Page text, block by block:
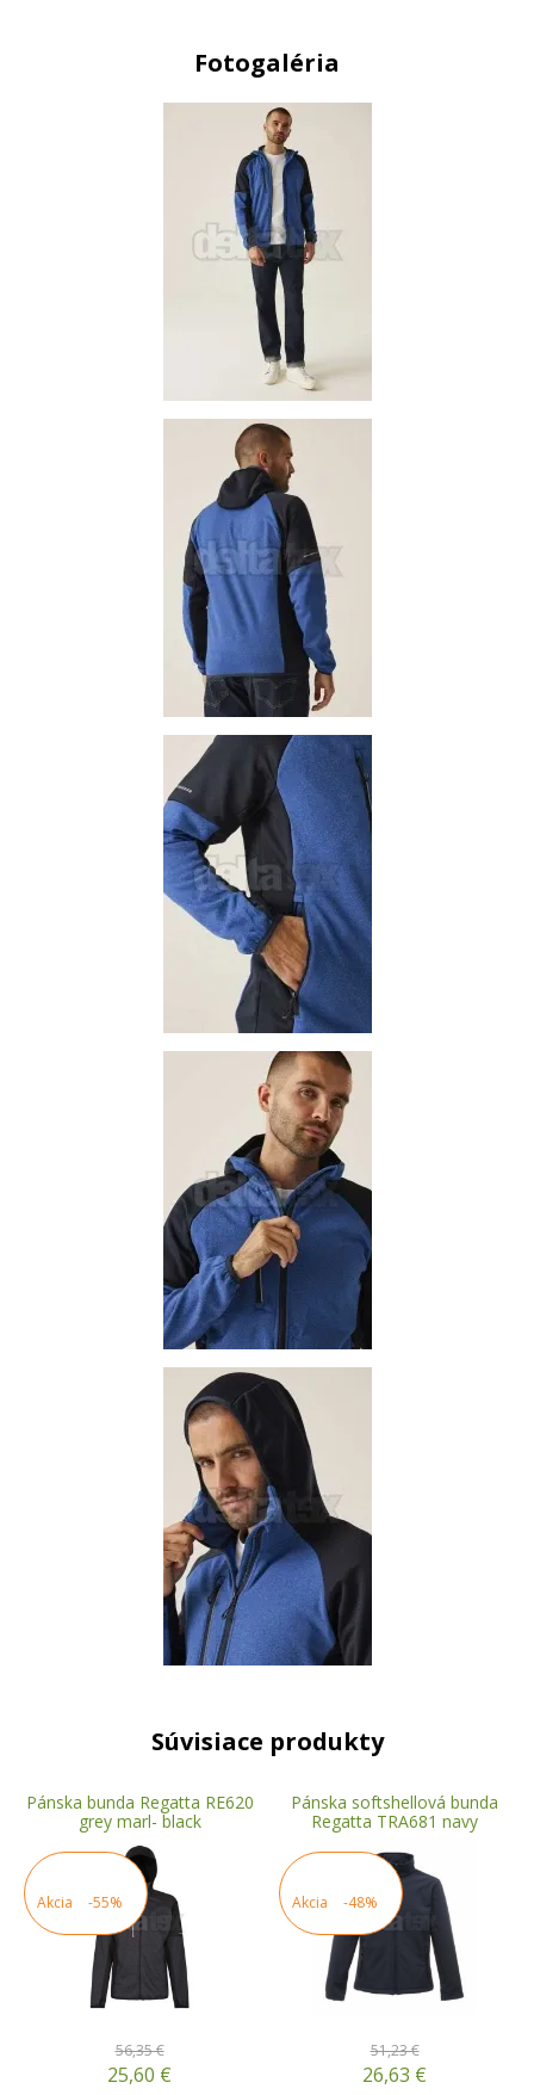
Fotogaléria
Súvisiace produkty
Pánska bunda Regatta RE620
grey marl- black
Akcia -55%
56,35 €
25,60 €
Pánska softshellová bunda
Regatta TRA681 navy
Akcia -48%
51,23 €
26,63 €